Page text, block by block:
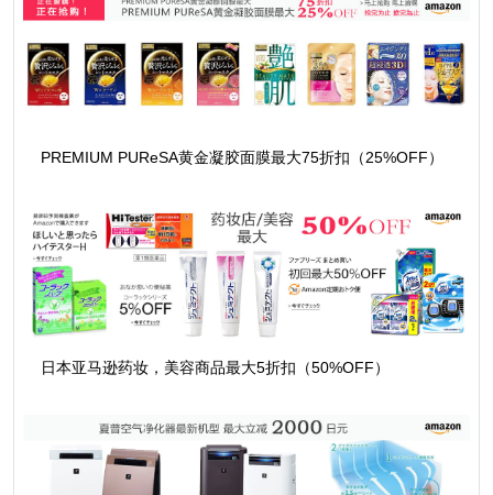
PREMIUM PUReSA黄金凝胶面膜最大75折扣（25%OFF）
日本亚马逊药妆，美容商品最大5折扣（50%OFF）